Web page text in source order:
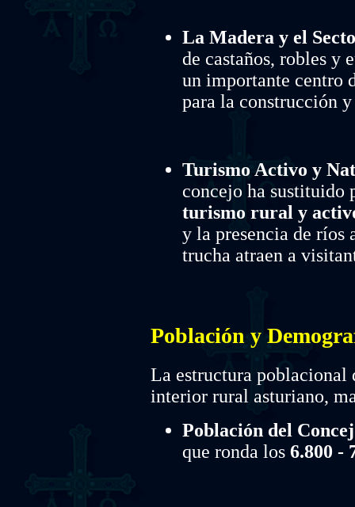
La Madera y el
de castaños, robles y
un importante centro
para la construcción
Turismo Activo y
concejo ha sustituido
turismo rural y
y la presencia de ríos
trucha atraen a
Población y
La estructura poblacional
interior rural asturiano,
Población del
que ronda los 6.800 -